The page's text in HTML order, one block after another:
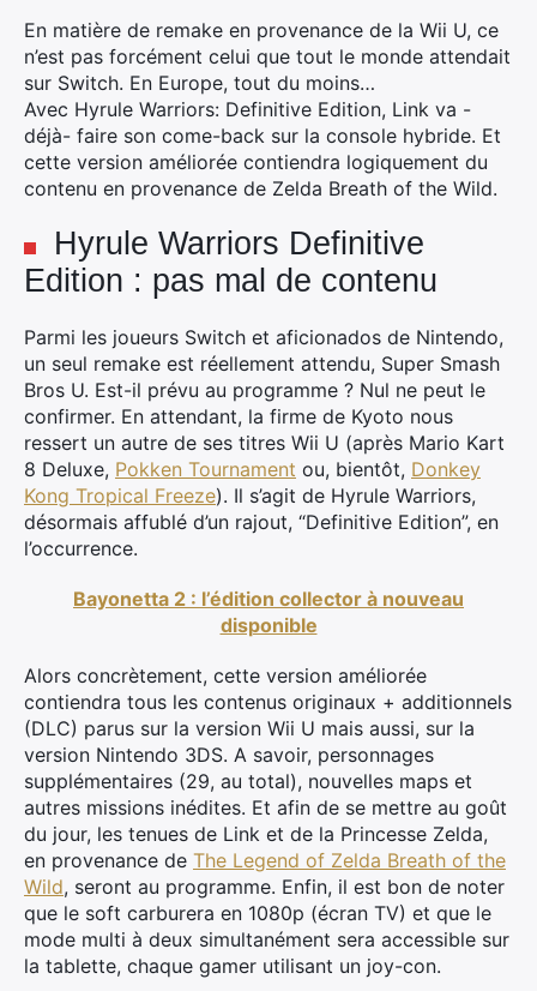
En matière de remake en provenance de la Wii U, ce
n’est pas forcément celui que tout le monde attendait
sur Switch. En Europe, tout du moins…
Avec Hyrule Warriors: Definitive Edition, Link va -
déjà- faire son come-back sur la console hybride. Et
cette version améliorée contiendra logiquement du
contenu en provenance de Zelda Breath of the Wild.
Hyrule Warriors Definitive
Edition : pas mal de contenu
Parmi les joueurs Switch et aficionados de Nintendo,
un seul remake est réellement attendu, Super Smash
Bros U. Est-il prévu au programme ? Nul ne peut le
confirmer. En attendant, la firme de Kyoto nous
ressert un autre de ses titres Wii U (après Mario Kart
8 Deluxe, Pokken Tournament ou, bientôt, Donkey
Kong Tropical Freeze). Il s’agit de Hyrule Warriors,
désormais affublé d’un rajout, “Definitive Edition”, en
l’occurrence.
Bayonetta 2 : l’édition collector à nouveau
disponible
Alors concrètement, cette version améliorée
contiendra tous les contenus originaux + additionnels
(DLC) parus sur la version Wii U mais aussi, sur la
version Nintendo 3DS. A savoir, personnages
supplémentaires (29, au total), nouvelles maps et
autres missions inédites. Et afin de se mettre au goût
du jour, les tenues de Link et de la Princesse Zelda,
en provenance de The Legend of Zelda Breath of the
Wild, seront au programme. Enfin, il est bon de noter
que le soft carburera en 1080p (écran TV) et que le
mode multi à deux simultanément sera accessible sur
la tablette, chaque gamer utilisant un joy-con.